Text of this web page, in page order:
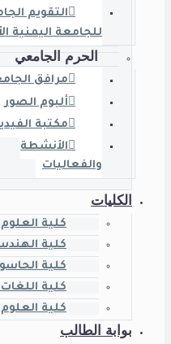
التقويم الجامعي
للجامعة اليمنية
الحرم الجامعي
مرافق الجامعة
ألبوم الصور
مكتبة الفيديو
الأنشطة
والفعاليات
الكليات
كلية العلوم
كلية الهندسة
كلية الحاسوب
كلية اللغات
كلية العلوم
بوابة الطالب